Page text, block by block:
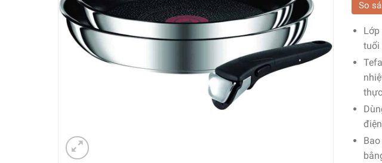
So
Lớp
tuổi